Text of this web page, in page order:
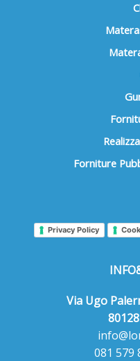
Forniture
Privacy Policy
Via Ugo
081 579